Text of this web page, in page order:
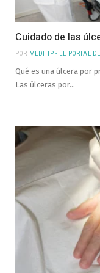
Cuidado de las
POR MEDITIP - EL PORTAL
Qué es una úlcera por
Las úlceras por…